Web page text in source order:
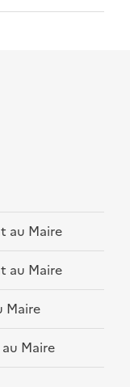
au Maire
au Maire
Maire
Maire